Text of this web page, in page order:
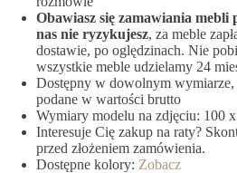
Obawiasz się zamawiania mebli
nas nie ryzykujesz, za meble
dostawie, po oględzinach. Nie
wszystkie meble udzielamy 24
Dostępny w dowolnym wymiarze,
podane w wartości brutto
Wymiary modelu na zdjęciu: 100
Interesuje Cię zakup na raty?
przed złożeniem zamówienia.
Dostępne kolory: Zobacz